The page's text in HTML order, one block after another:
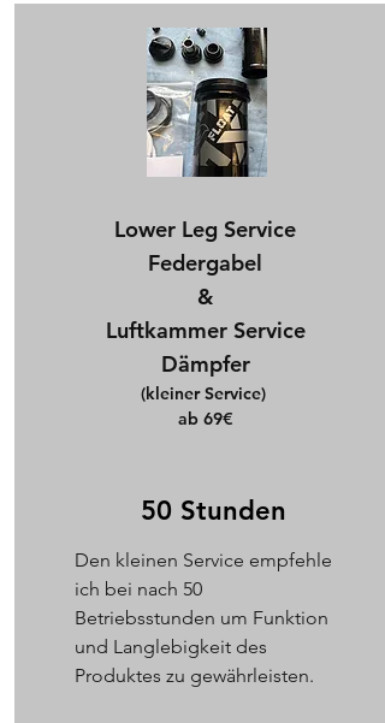
Lower Leg Service
Federgabel
&
Luftkammer Service
Dämpfer​
(kleiner Service)
ab 69€
50 Stunden
Den kleinen Service empfehle
ich bei nach 50
Betriebsstunden um Funktion
und Langlebigkeit des
Produktes zu gewährleisten.